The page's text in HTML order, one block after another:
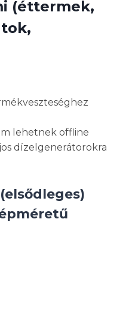
(éttermek,
lehetnek offline
dízelgenerátorokra